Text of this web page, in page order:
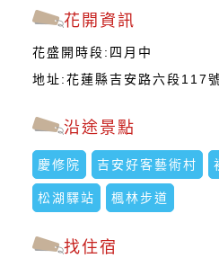
花開資訊
花盛開時段:四月中
地址:花蓮縣吉安路六段117
沿途景點
慶修院 吉安好客藝術村
松湖驛站 楓林步道
找住宿